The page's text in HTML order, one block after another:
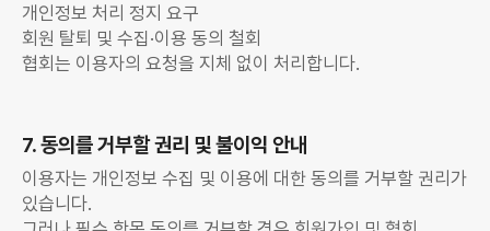
개인정보 처리 정지 요구
회원 탈퇴 및 수집·이용 동의 철회
협회는 이용자의 요청을 지체 없이 처리합니다.
7. 동의를 거부할 권리 및 불이익 안내
이용자는 개인정보 수집 및 이용에 대한 동의를 거부할 권리가
있습니다.